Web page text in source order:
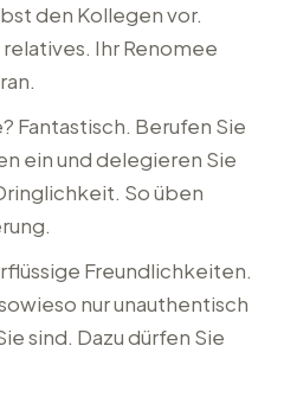
den Kollegen vor.
Ihr Renomee
Fantastisch. Berufen Sie
ein und delegieren Sie
So üben
Freundlichkeiten.
nur unauthentisch
sind. Dazu dürfen Sie